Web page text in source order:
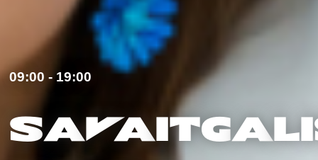
09:00 - 19:00
SAVAitgA